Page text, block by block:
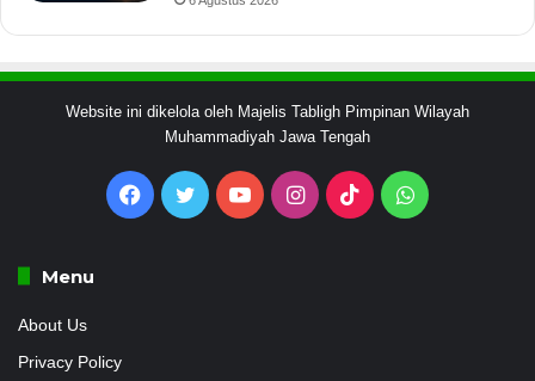
Website ini dikelola oleh Majelis Tabligh Pimpinan Wilayah
Muhammadiyah Jawa Tengah
Facebook
Twitter YouTubeInstagram
TikTokWhatsApp
Menu
About Us
Privacy Policy